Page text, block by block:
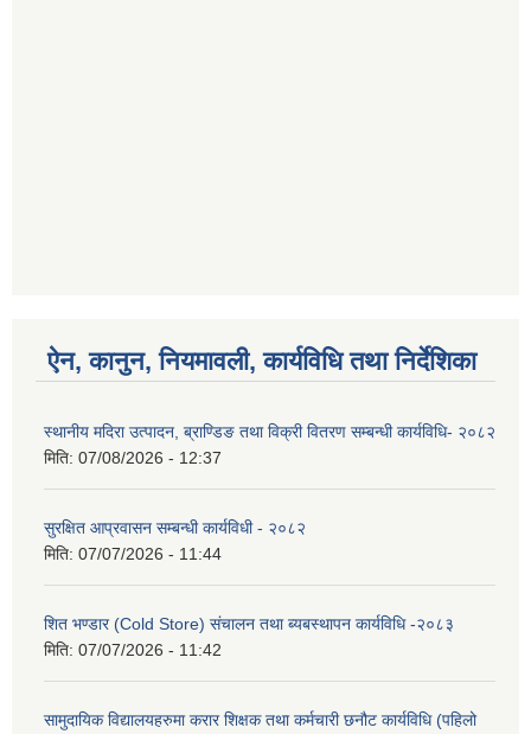
ऐन, कानुन, नियमावली, कार्यविधि तथा निर्देशिका
स्थानीय मदिरा उत्पादन, ब्राण्डिङ तथा विक्री वितरण सम्बन्धी कार्यविधि- २०८२
मिति: 07/08/2026 - 12:37
सुरक्षित आप्रवासन सम्बन्धी कार्यविधी - २०८२
मिति: 07/07/2026 - 11:44
शित भण्डार (Cold Store) संचालन तथा ब्यबस्थापन कार्यविधि -२०८३
मिति: 07/07/2026 - 11:42
सामुदायिक विद्यालयहरुमा करार शिक्षक तथा कर्मचारी छनौट कार्यविधि (पहिलो